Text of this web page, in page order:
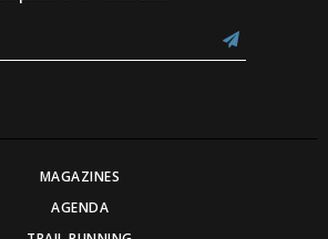
MAGAZINES
AGENDA